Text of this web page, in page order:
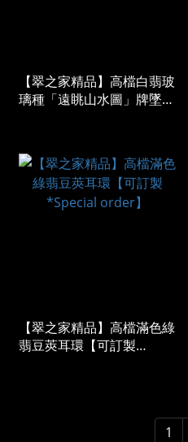
【翠之家精品】高檔白翡玻
璃種「遠眺山水圖」牌墜
【翠之家精品】高檔滿色綠
翡豆莢耳環【可訂製
1